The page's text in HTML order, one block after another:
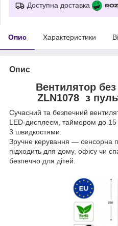
Доступна доставка
Опис Характеристики
Опис
Вентилятор
ZLN1078 з
Сучасний та безпечний
LED-дисплеєм, таймером до
3 швидкостями.
Зручне керування — сенсорна
підходить для дому, офісу чи
безпечно для дітей.